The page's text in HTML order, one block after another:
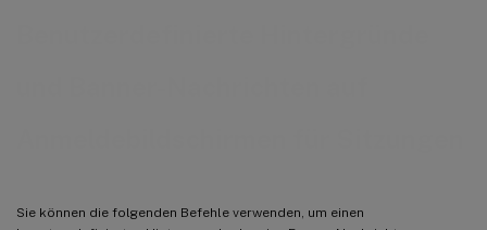
Sie können die folgenden Befehle verwenden, um einen